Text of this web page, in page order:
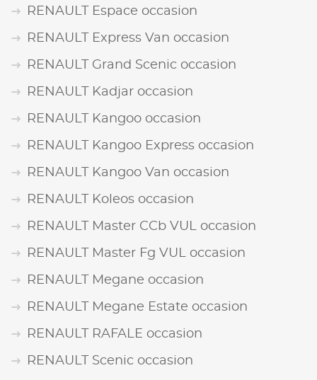
RENAULT Espace occasion
RENAULT Express Van occasion
RENAULT Grand Scenic occasion
RENAULT Kadjar occasion
RENAULT Kangoo occasion
RENAULT Kangoo Express occasion
RENAULT Kangoo Van occasion
RENAULT Koleos occasion
RENAULT Master CCb VUL occasion
RENAULT Master Fg VUL occasion
RENAULT Megane occasion
RENAULT Megane Estate occasion
RENAULT RAFALE occasion
RENAULT Scenic occasion